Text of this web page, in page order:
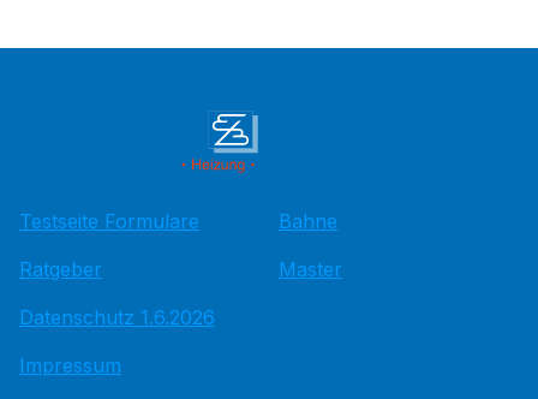
Testseite Formulare
Ratgeber
Datenschutz 1.6.2026
Impressum
Bahne
Master